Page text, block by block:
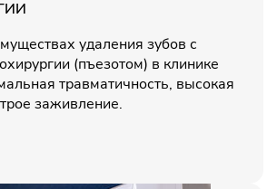
удаления зубов с
(пъезотом) в клинике
травматичность, высокая
заживление.